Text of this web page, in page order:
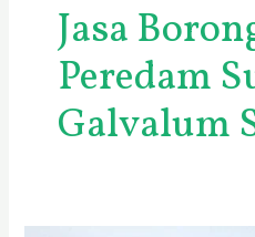
Jasa
Peredam
Galvalum